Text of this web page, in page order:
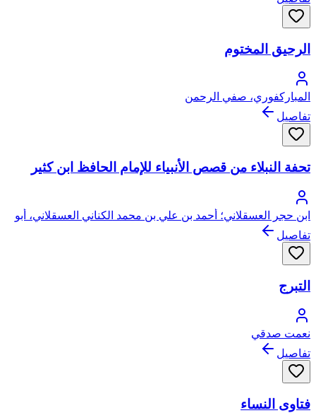
الرحيق المختوم
المباركفوري، صفي الرحمن
تفاصيل
تحفة النبلاء من قصص الأنبياء للإمام الحافظ ابن كثير
ابن حجر العسقلاني؛ أحمد بن علي بن محمد الكناني العسقلاني، أبو
الفضل، شهاب الدين، ابن حجر
تفاصيل
التبرج
نعمت صدقي
تفاصيل
فتاوى النساء